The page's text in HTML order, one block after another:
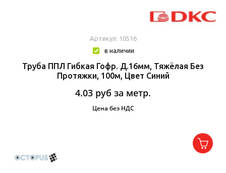
Артикул: 10516
в наличии
Труба ППЛ Гибкая Гофр. Д.16мм, Тяжёлая Без
Протяжки, 100м, Цвет Синий
4.03 руб за метр.
Цена без НДС